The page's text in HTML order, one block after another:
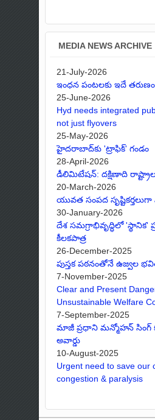
MEDIA NEWS ARCHIVE
21-July-2026
ఇంధన పంటలకు ఇదే తరుణం
25-June-2026
Hyd needs integrated
not just flyovers
25-May-2026
హైదరాబాద్‌కు 'ట్రాఫిక్' గండం
28-April-2026
డీలిమిటేషన్: దక్షిణాది
20-March-2026
యువత సంపద
30-January-2026
దేశ సమగ్రాభివృద్ధిలో 'స్థానిక'
కీలకపాత్ర
26-December-2025
పుస్తక పఠనంతోనే ఉజ్వల
7-November-2025
Clear and Present
Unsustainable Welfare
7-September-2025
మాజీ ప్రధాని మన్మోహన్ సింగ్
అవార్డు
10-August-2025
Urgent need to save our
congestion & paralysis